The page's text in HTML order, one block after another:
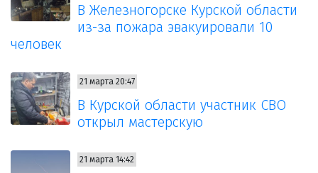
В Железногорске Курской области
из-за пожара эвакуировали 10
человек
21 марта 20:47
В Курской области участник СВО
открыл мастерскую
21 марта 14:42